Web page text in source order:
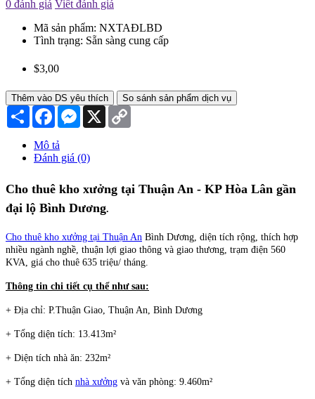
0 đánh giá Viết đánh giá
Mã sản phẩm: NXTAĐLBD
Tình trạng: Sẵn sàng cung cấp
$3,00
Thêm vào DS yêu thích So sánh sản phẩm dịch vụ
Chia
sẻ
FacebookMessenger
X
Mô tả
Đánh giá (0)
Cho thuê kho xưởng tại Thuận An - KP Hòa Lân gần
đại lộ Bình Dương.
Cho thuê kho xưởng tại Thuận An Bình Dương, diện tích rộng, thích hợp
nhiều ngành nghề, thuận lợi giao thông và giao thương, trạm điện 560
KVA, giá cho thuê 635 triệu/ tháng.
Thông tin chi tiết cụ thể như sau:
+ Địa chỉ: P.Thuận Giao, Thuận An, Bình Dương
+ Tổng diện tích: 13.413m²
+ Diện tích nhà ăn: 232m²
+ Tổng diện tích nhà xưởng và văn phòng: 9.460m²